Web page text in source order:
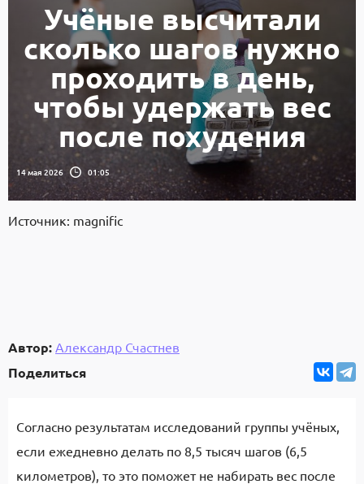
Учёные высчитали
сколько шагов нужно
проходить в день,
чтобы удержать вес
после похудения
14 мая 2026 01:05
Источник: magnific
Автор: Александр Счастнев
Поделиться
Согласно результатам исследований группы учёных,
если ежедневно делать по 8,5 тысяч шагов (6,5
километров), то это поможет не набирать вес после